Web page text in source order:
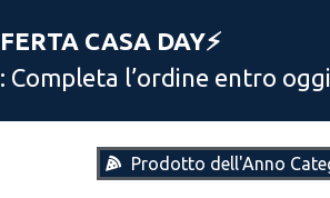
CASA DAY⚡️
Completa l’ordine entro oggi
Prodotto dell'Anno